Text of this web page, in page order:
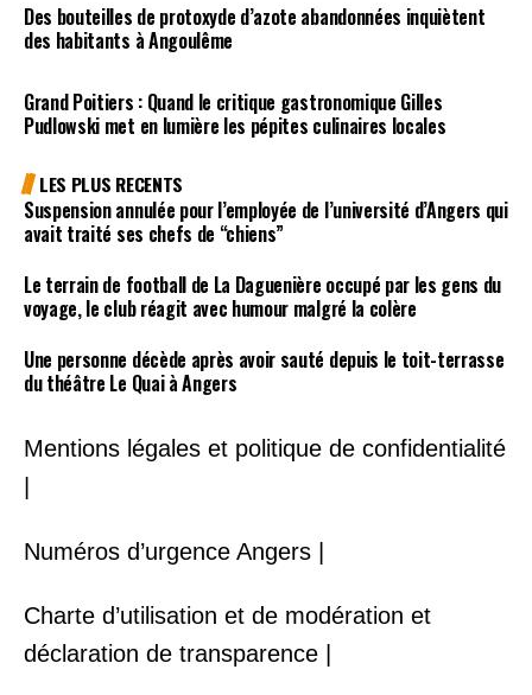
Des bouteilles de protoxyde d’azote abandonnées inquiètent
des habitants à Angoulême
Grand Poitiers : Quand le critique gastronomique Gilles
Pudlowski met en lumière les pépites culinaires locales
LES PLUS RECENTS
Suspension annulée pour l’employée de l’université d’Angers qui
avait traité ses chefs de “chiens”
Le terrain de football de La Daguenière occupé par les gens du
voyage, le club réagit avec humour malgré la colère
Une personne décède après avoir sauté depuis le toit-terrasse
du théâtre Le Quai à Angers
Mentions légales et politique de confidentialité
Numéros d’urgence Angers |
Charte d’utilisation et de modération et
déclaration de transparence |